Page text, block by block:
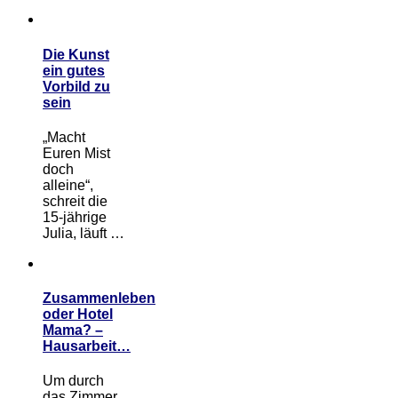
Die Kunst
ein gutes
Vorbild zu
sein
„Macht
Euren Mist
doch
alleine“,
schreit die
15-jährige
Julia, läuft …
Zusammenleben
oder Hotel
Mama? –
Hausarbeit…
Um durch